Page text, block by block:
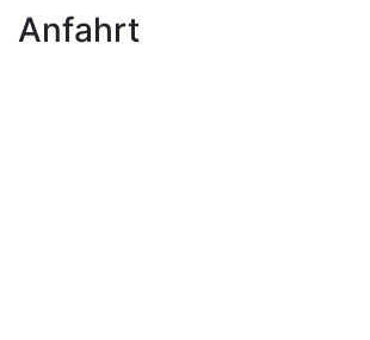
Anfahrt